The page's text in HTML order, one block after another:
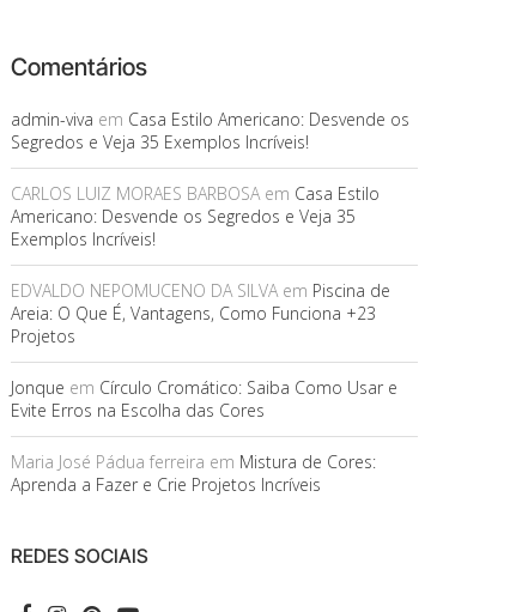
Comentários
admin-viva em Casa Estilo Americano: Desvende os
Segredos e Veja 35 Exemplos Incríveis!
CARLOS LUIZ MORAES BARBOSAem Casa Estilo
Americano: Desvende os Segredos e Veja 35
Exemplos Incríveis!
EDVALDO NEPOMUCENO DA SILVAem Piscina de
Areia: O Que É, Vantagens, Como Funciona +23
Projetos
Jonque em Círculo Cromático: Saiba Como Usar e
Evite Erros na Escolha das Cores
Maria José Pádua ferreira em Mistura de Cores:
Aprenda a Fazer e Crie Projetos Incríveis
REDES SOCIAIS